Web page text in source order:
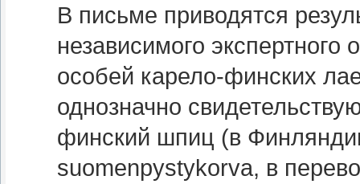
В письме приводятся
независимого экспертного
особей карело-финских
однозначно
финский шпиц (в
suomenpystykorva, в